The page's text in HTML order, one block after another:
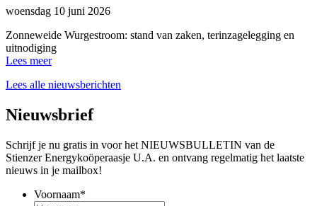
woensdag 10 juni 2026
Zonneweide Wurgestroom: stand van zaken, terinzagelegging en
uitnodiging
Lees meer
Lees alle nieuwsberichten
Nieuwsbrief
Schrijf je nu gratis in voor het NIEUWSBULLETIN van de
Stienzer Energykoöperaasje U.A. en ontvang regelmatig het laatste
nieuws in je mailbox!
Voornaam*